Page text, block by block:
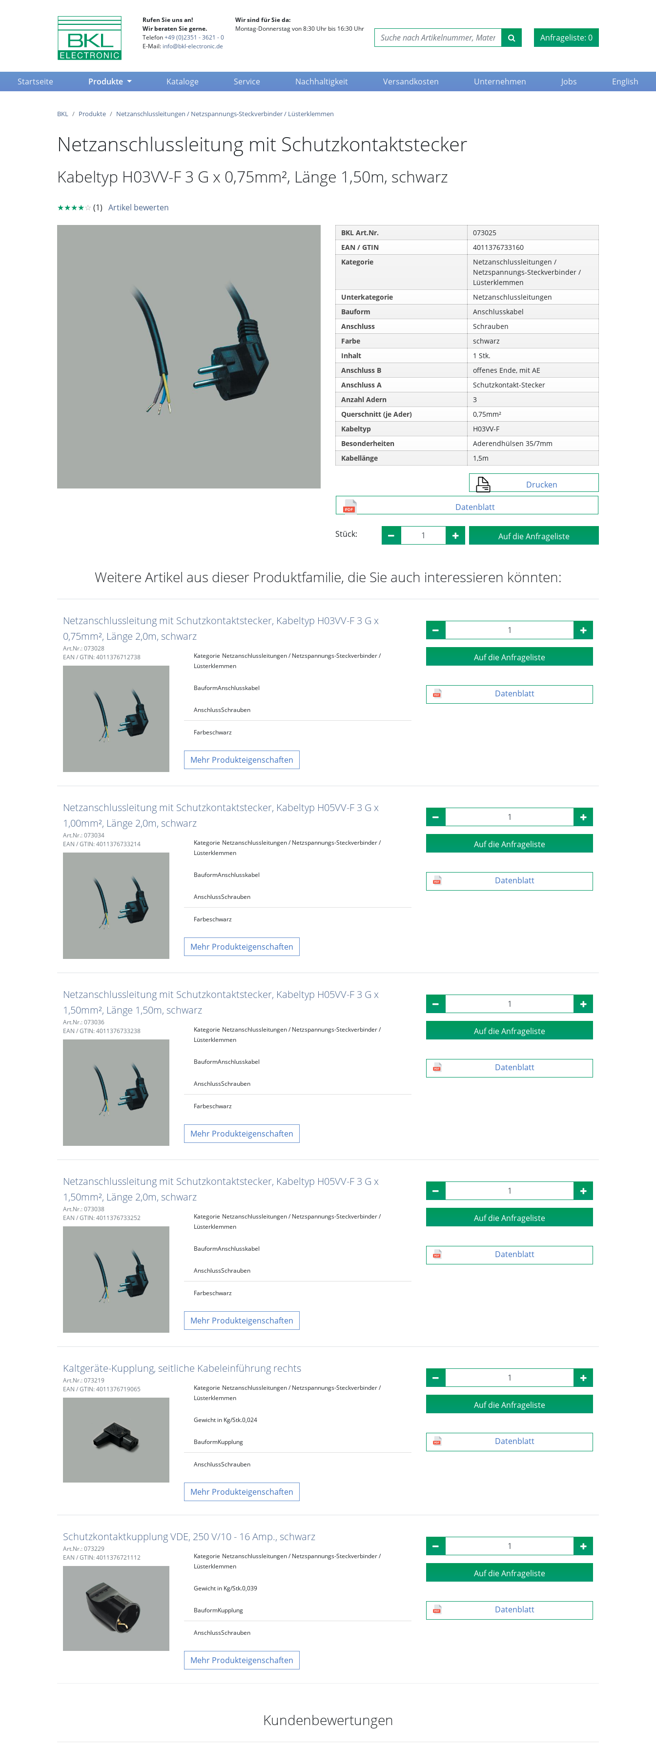
Rufen Sie uns an!
Wir beraten Sie gerne.
Telefon+49 (0)2351 - 3621 - 0
E-Mail: info@bkl-electronic.de
Wir sind für Sie da:
Montag-Donnerstag von 8:30 Uhr bis 16:30 Uhr
Anfrageliste: 0
Startseite(current) Produkte Kataloge Service Nachhaltigkeit Versandkosten Unternehmen Jobs English
BKL Produkte Netzanschlussleitungen / Netzspannungs-Steckverbinder / Lüsterklemmen
Netzanschlussleitung mit Schutzkontaktstecker
Kabeltyp H03VV-F 3 G x 0,75mm², Länge 1,50m, schwarz
★★★★☆ (1) Artikel bewerten
BKL Art.Nr.
073025
EAN / GTIN
4011376733160
Kategorie
Netzanschlussleitungen /
Netzspannungs-Steckverbinder /
Lüsterklemmen
Unterkategorie
Netzanschlussleitungen
Bauform
Anschlusskabel
Anschluss
Schrauben
Farbe
schwarz
Inhalt
1 Stk.
Anschluss B
offenes Ende, mit AE
Anschluss A
Schutzkontakt-Stecker
Anzahl Adern
3
Querschnitt (je Ader)
0,75mm²
Kabeltyp
H03VV-F
Besonderheiten
Aderendhülsen 35/7mm
Kabellänge
1,5m
Drucken
Datenblatt
Stück: Auf die Anfrageliste
Weitere Artikel aus dieser Produktfamilie, die Sie auch interessieren könnten:
Netzanschlussleitung mit Schutzkontaktstecker, Kabeltyp H03VV-F 3 G x
0,75mm², Länge 2,0m, schwarz
Art.Nr.: 073028
EAN / GTIN: 4011376712738
Kategorie Netzanschlussleitungen / Netzspannungs-Steckverbinder /
Lüsterklemmen
BauformAnschlusskabel
AnschlussSchrauben
Farbeschwarz
Produkteigenschaften
Auf die Anfrageliste
Datenblatt
Netzanschlussleitung mit Schutzkontaktstecker, Kabeltyp H05VV-F 3 G x
1,00mm², Länge 2,0m, schwarz
Art.Nr.: 073034
EAN / GTIN: 4011376733214
Kategorie Netzanschlussleitungen / Netzspannungs-Steckverbinder /
Lüsterklemmen
BauformAnschlusskabel
AnschlussSchrauben
Farbeschwarz
Produkteigenschaften
Auf die Anfrageliste
Datenblatt
Netzanschlussleitung mit Schutzkontaktstecker, Kabeltyp H05VV-F 3 G x
1,50mm², Länge 1,50m, schwarz
Art.Nr.: 073036
EAN / GTIN: 4011376733238
Kategorie Netzanschlussleitungen / Netzspannungs-Steckverbinder /
Lüsterklemmen
BauformAnschlusskabel
AnschlussSchrauben
Farbeschwarz
Produkteigenschaften
Auf die Anfrageliste
Datenblatt
Netzanschlussleitung mit Schutzkontaktstecker, Kabeltyp H05VV-F 3 G x
1,50mm², Länge 2,0m, schwarz
Art.Nr.: 073038
EAN / GTIN: 4011376733252
Kategorie Netzanschlussleitungen / Netzspannungs-Steckverbinder /
Lüsterklemmen
BauformAnschlusskabel
AnschlussSchrauben
Farbeschwarz
Produkteigenschaften
Auf die Anfrageliste
Datenblatt
Kaltgeräte-Kupplung, seitliche Kabeleinführung rechts
Art.Nr.: 073219
EAN / GTIN: 4011376719065
Kategorie Netzanschlussleitungen / Netzspannungs-Steckverbinder /
Lüsterklemmen
Gewicht in Kg/Stk.0,024
BauformKupplung
AnschlussSchrauben
Produkteigenschaften
Auf die Anfrageliste
Datenblatt
Schutzkontaktkupplung VDE, 250 V/10 - 16 Amp., schwarz
Art.Nr.: 073229
EAN / GTIN: 4011376721112
Kategorie Netzanschlussleitungen / Netzspannungs-Steckverbinder /
Lüsterklemmen
Gewicht in Kg/Stk.0,039
BauformKupplung
AnschlussSchrauben
Produkteigenschaften
Auf die Anfrageliste
Datenblatt
Kundenbewertungen